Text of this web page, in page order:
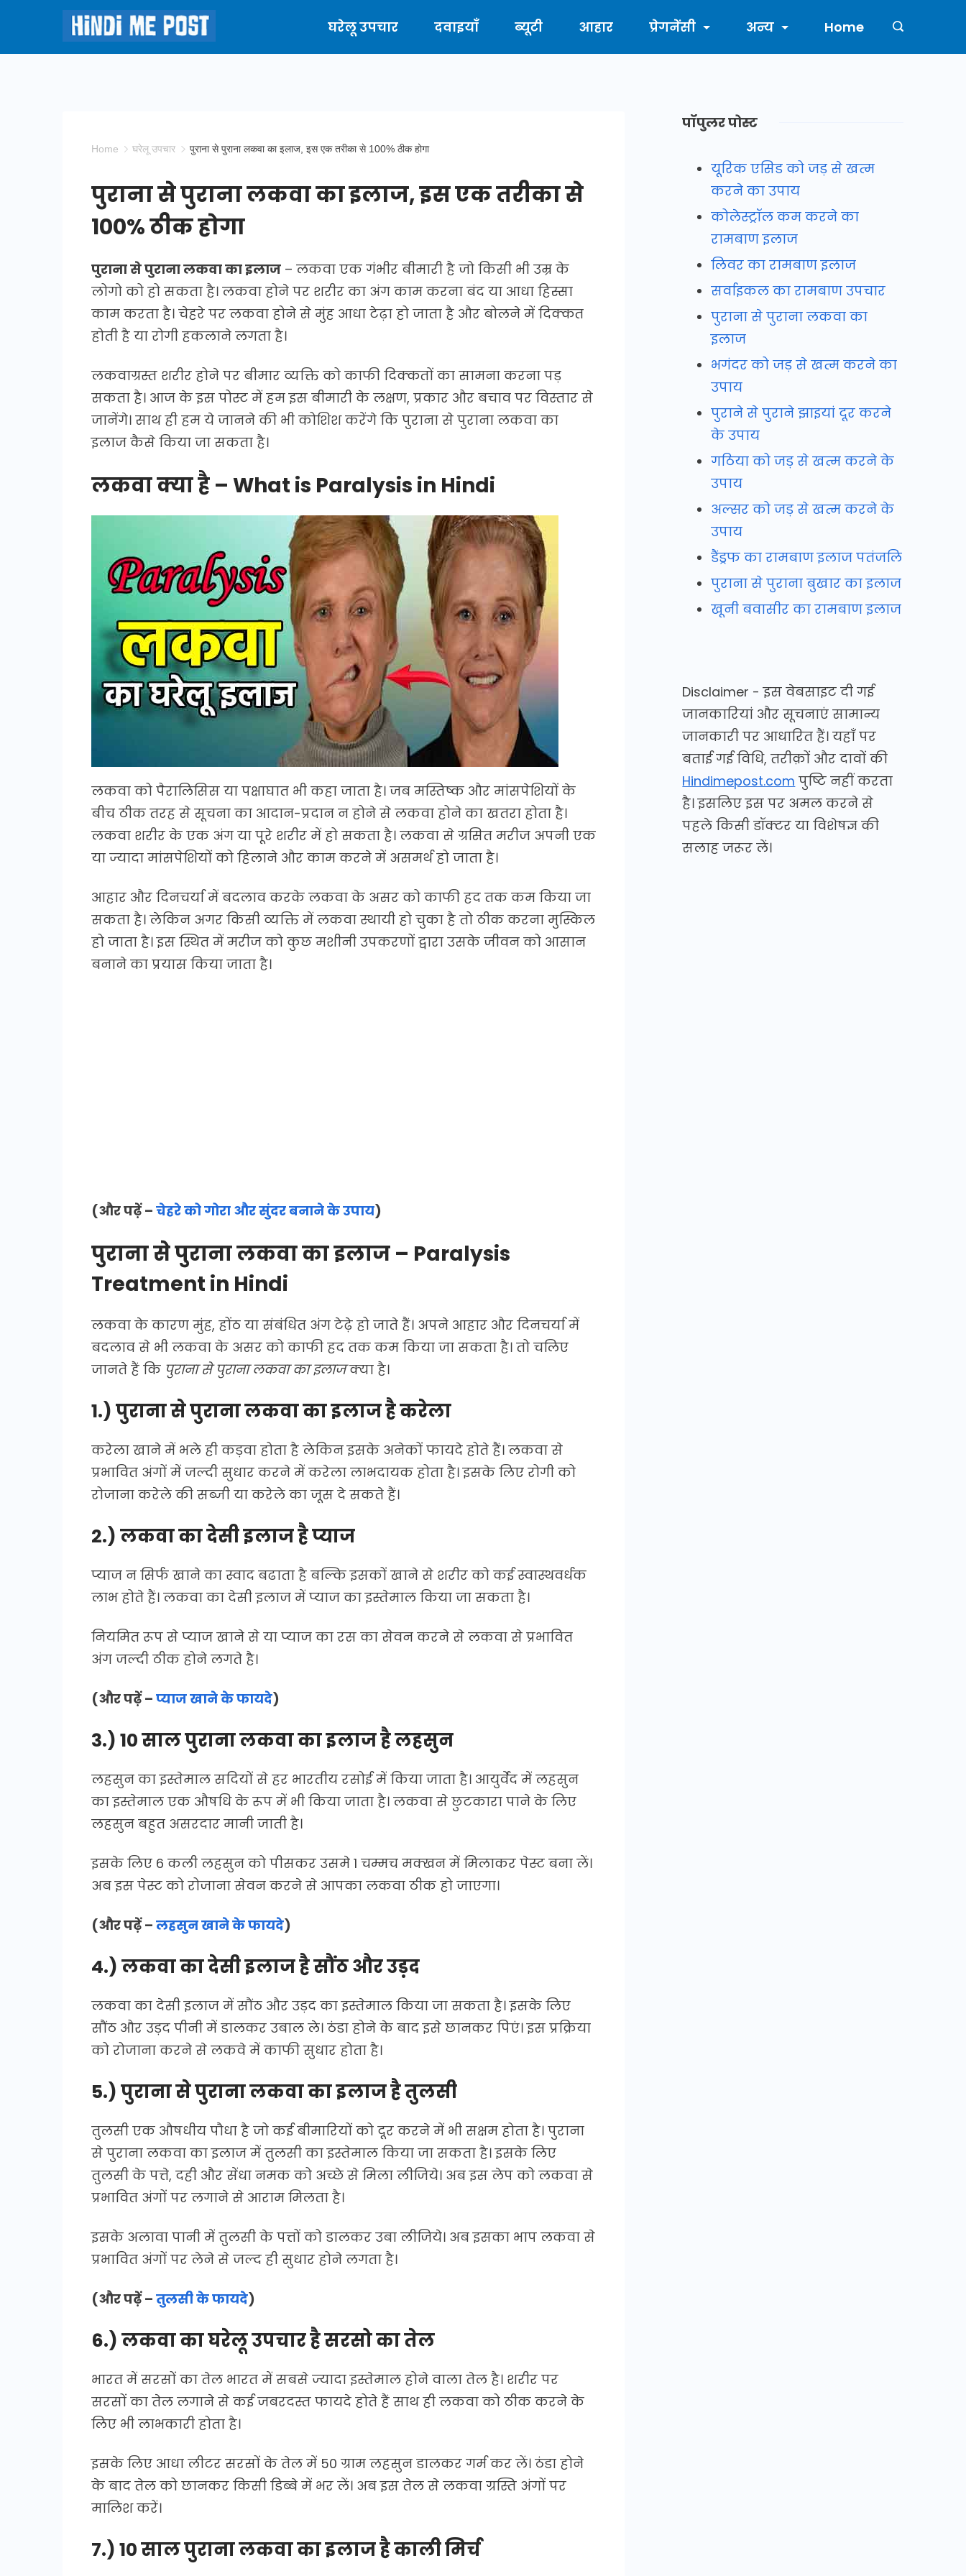
content
Hindi
घरेलू उपचार दवाइयाँ ब्यूटी आहार प्रेगनेंसी अन्य Home
Home घरेलू उपचार पुराना से पुराना लकवा का इलाज, इस एक तरीका से 100% ठीक होगा
पुराना से पुराना लकवा का इलाज, इस एक तरीका से
100% ठीक होगा
पुराना से पुराना लकवा का इलाज – लकवा एक गंभीर बीमारी है जो किसी भी उम्र के
लोगो को हो सकता है। लकवा होने पर शरीर का अंग काम करना बंद या आधा हिस्सा
काम करता है। चेहरे पर लकवा होने से मुंह आधा टेढ़ा हो जाता है और बोलने में दिक्कत
होती है या रोगी हकलाने लगता है।
लकवाग्रस्त शरीर होने पर बीमार व्यक्ति को काफी दिक्कतों का सामना करना पड़
सकता है। आज के इस पोस्ट में हम इस बीमारी के लक्षण, प्रकार और बचाव पर विस्तार से
जानेंगे। साथ ही हम ये जानने की भी कोशिश करेंगे कि पुराना से पुराना लकवा का
इलाज कैसे किया जा सकता है।
लकवा क्या है – What is Paralysis in Hindi
लकवा को पैरालिसिस या पक्षाघात भी कहा जाता है। जब मस्तिष्क और मांसपेशियों के
बीच ठीक तरह से सूचना का आदान-प्रदान न होने से लकवा होने का खतरा होता है।
लकवा शरीर के एक अंग या पूरे शरीर में हो सकता है। लकवा से ग्रसित मरीज अपनी एक
या ज्यादा मांसपेशियों को हिलाने और काम करने में असमर्थ हो जाता है।
आहार और दिनचर्या में बदलाव करके लकवा के असर को काफी हद तक कम किया जा
सकता है। लेकिन अगर किसी व्यक्ति में लकवा स्थायी हो चुका है तो ठीक करना मुस्किल
हो जाता है। इस स्थित में मरीज को कुछ मशीनी उपकरणों द्वारा उसके जीवन को आसान
बनाने का प्रयास किया जाता है।
(और पढ़ें – चेहरे को गोरा और सुंदर बनाने के उपाय)
पुराना से पुराना लकवा का इलाज – Paralysis
Treatment in Hindi
लकवा के कारण मुंह, होंठ या संबंधित अंग टेढ़े हो जाते हैं। अपने आहार और दिनचर्या में
बदलाव से भी लकवा के असर को काफी हद तक कम किया जा सकता है। तो चलिए
जानते हैं कि पुराना से पुराना लकवा का इलाजक्या है।
1.) पुराना से पुराना लकवा का इलाज है करेला
करेला खाने में भले ही कड़वा होता है लेकिन इसके अनेकों फायदे होते हैं। लकवा से
प्रभावित अंगों में जल्दी सुधार करने में करेला लाभदायक होता है। इसके लिए रोगी को
रोजाना करेले की सब्जी या करेले का जूस दे सकते हैं।
2.) लकवा का देसी इलाज है प्याज
प्याज न सिर्फ खाने का स्वाद बढाता है बल्कि इसकों खाने से शरीर को कई स्वास्थवर्धक
लाभ होते हैं। लकवा का देसी इलाज में प्याज का इस्तेमाल किया जा सकता है।
नियमित रूप से प्याज खाने से या प्याज का रस का सेवन करने से लकवा से प्रभावित
अंग जल्दी ठीक होने लगते है।
(और पढ़ें – प्याज खाने के फायदे)
3.) 10 साल पुराना लकवा का इलाज है लहसुन
लहसुन का इस्तेमाल सदियों से हर भारतीय रसोई में किया जाता है। आयुर्वेद में लहसुन
का इस्तेमाल एक औषधि के रूप में भी किया जाता है। लकवा से छुटकारा पाने के लिए
लहसुन बहुत असरदार मानी जाती है।
इसके लिए 6 कली लहसुन को पीसकर उसमे 1 चम्मच मक्खन में मिलाकर पेस्ट बना लें।
अब इस पेस्ट को रोजाना सेवन करने से आपका लकवा ठीक हो जाएगा।
(और पढ़ें – लहसुन खाने के फायदे)
4.) लकवा का देसी इलाज है सौंठ और उड़द
लकवा का देसी इलाज में सौंठ और उड़द का इस्तेमाल किया जा सकता है। इसके लिए
सौंठ और उड़द पीनी में डालकर उबाल ले। ठंडा होने के बाद इसे छानकर पिएं। इस प्रक्रिया
को रोजाना करने से लकवे में काफी सुधार होता है।
5.) पुराना से पुराना लकवा का इलाज है तुलसी
तुलसी एक औषधीय पौधा है जो कई बीमारियों को दूर करने में भी सक्षम होता है। पुराना
से पुराना लकवा का इलाज में तुलसी का इस्तेमाल किया जा सकता है। इसके लिए
तुलसी के पत्ते, दही और सेंधा नमक को अच्छे से मिला लीजिये। अब इस लेप को लकवा से
प्रभावित अंगों पर लगाने से आराम मिलता है।
इसके अलावा पानी में तुलसी के पत्तों को डालकर उबा लीजिये। अब इसका भाप लकवा से
प्रभावित अंगों पर लेने से जल्द ही सुधार होने लगता है।
(और पढ़ें – तुलसी के फायदे)
6.) लकवा का घरेलू उपचार है सरसो का तेल
भारत में सरसों का तेल भारत में सबसे ज्यादा इस्तेमाल होने वाला तेल है। शरीर पर
सरसों का तेल लगाने से कई जबरदस्त फायदे होते हैं साथ ही लकवा को ठीक करने के
लिए भी लाभकारी होता है।
इसके लिए आधा लीटर सरसों के तेल में 50 ग्राम लहसुन डालकर गर्म कर लें। ठंडा होने
के बाद तेल को छानकर किसी डिब्बे में भर लें। अब इस तेल से लकवा ग्रस्ति अंगों पर
मालिश करें।
7.) 10 साल पुराना लकवा का इलाज है काली मिर्च
पॉपुलर पोस्ट
यूरिक एसिड को जड़ से खत्म
करने का उपाय
कोलेस्ट्रॉल कम करने का
रामबाण इलाज
लिवर का रामबाण इलाज
सर्वाइकल का रामबाण उपचार
पुराना से पुराना लकवा का
इलाज
भगंदर को जड़ से खत्म करने का
उपाय
पुराने से पुराने झाइयां दूर करने
के उपाय
गठिया को जड़ से खत्म करने के
उपाय
अल्सर को जड़ से खत्म करने के
उपाय
डैंड्रफ का रामबाण इलाज पतंजलि
पुराना से पुराना बुखार का इलाज
खूनी बवासीर का रामबाण इलाज
Disclaimer - इस वेबसाइट दी गई
जानकारियां और सूचनाएं सामान्य
जानकारी पर आधारित हैं। यहाँ पर
बताई गई विधि, तरीक़ों और दावों की
Hindimepost.com पुष्टि नहीं करता
है। इसलिए इस पर अमल करने से
पहले किसी डॉक्टर या विशेषज्ञ की
सलाह जरूर लें।